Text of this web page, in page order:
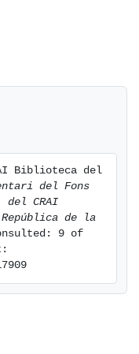
Biblioteca del
del Fons
del CRAI
de la
9 of